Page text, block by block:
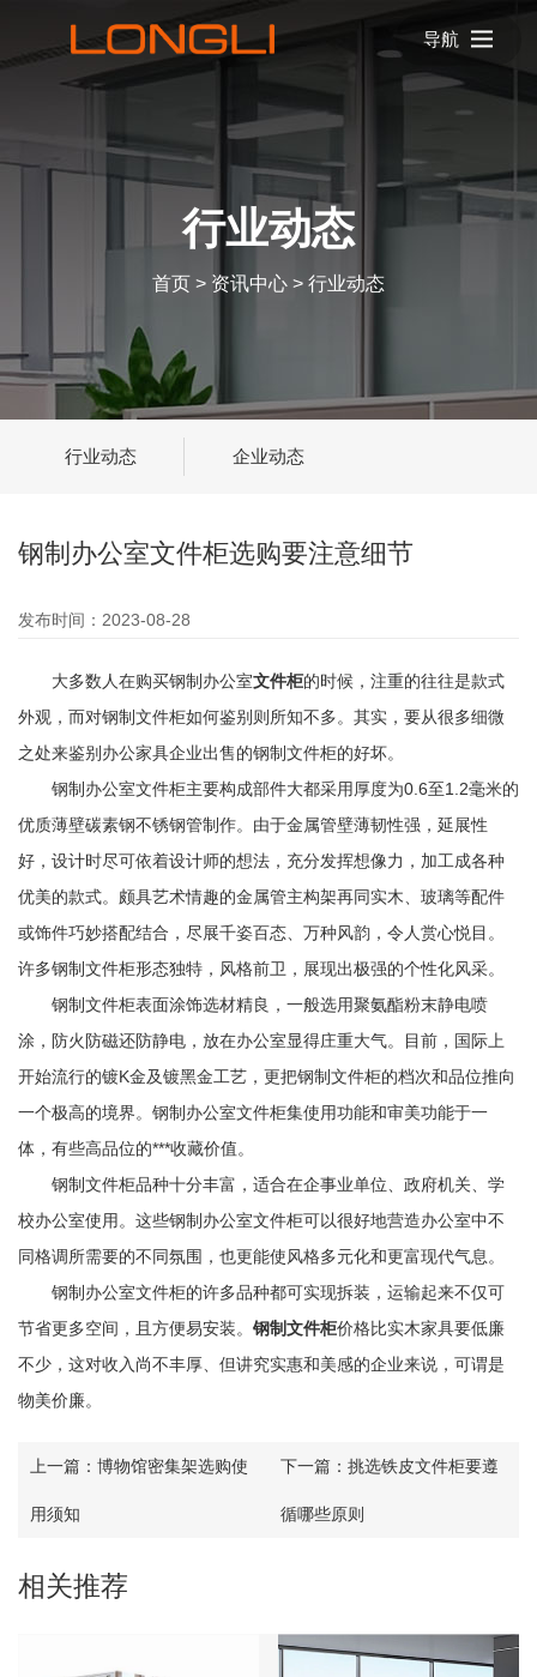
导航
行业动态
首页 > 资讯中心 > 行业动态
行业动态 企业动态
钢制办公室文件柜选购要注意细节
发布时间：2023-08-28
大多数人在购买钢制办公室文件柜的时候，注重的往往是款式
外观，而对钢制文件柜如何鉴别则所知不多。其实，要从很多细微
之处来鉴别办公家具企业出售的钢制文件柜的好坏。
钢制办公室文件柜主要构成部件大都采用厚度为0.6至1.2毫米的
优质薄壁碳素钢不锈钢管制作。由于金属管壁薄韧性强，延展性
好，设计时尽可依着设计师的想法，充分发挥想像力，加工成各种
优美的款式。颇具艺术情趣的金属管主构架再同实木、玻璃等配件
或饰件巧妙搭配结合，尽展千姿百态、万种风韵，令人赏心悦目。
许多钢制文件柜形态独特，风格前卫，展现出极强的个性化风采。
钢制文件柜表面涂饰选材精良，一般选用聚氨酯粉末静电喷
涂，防火防磁还防静电，放在办公室显得庄重大气。目前，国际上
开始流行的镀K金及镀黑金工艺，更把钢制文件柜的档次和品位推向
一个极高的境界。钢制办公室文件柜集使用功能和审美功能于一
体，有些高品位的***收藏价值。
钢制文件柜品种十分丰富，适合在企事业单位、政府机关、学
校办公室使用。这些钢制办公室文件柜可以很好地营造办公室中不
同格调所需要的不同氛围，也更能使风格多元化和更富现代气息。
钢制办公室文件柜的许多品种都可实现拆装，运输起来不仅可
节省更多空间，且方便易安装。 钢制文件柜价格比实木家具要低廉
不少，这对收入尚不丰厚、但讲究实惠和美感的企业来说，可谓是
物美价廉。
上一篇： 博物馆密集架选购使
用须知
下一篇： 挑选铁皮文件柜要遵
循哪些原则
相关推荐